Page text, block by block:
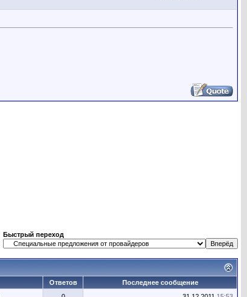
Быстрый переход
Ответов
Последнее сообщение